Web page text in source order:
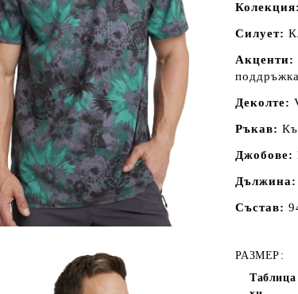
Силует:
Акценти:
Деколте:
Ръкав:
Джобове:
Състав:
РАЗМЕР:
Таблица